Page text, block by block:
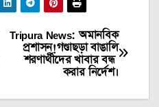
Tripura News: অমানবিক
প্রশাসন!গণ্ডাছড়া বাঙালি
শরণার্থীদের খাবার বন্ধ
করার নির্দেশ।